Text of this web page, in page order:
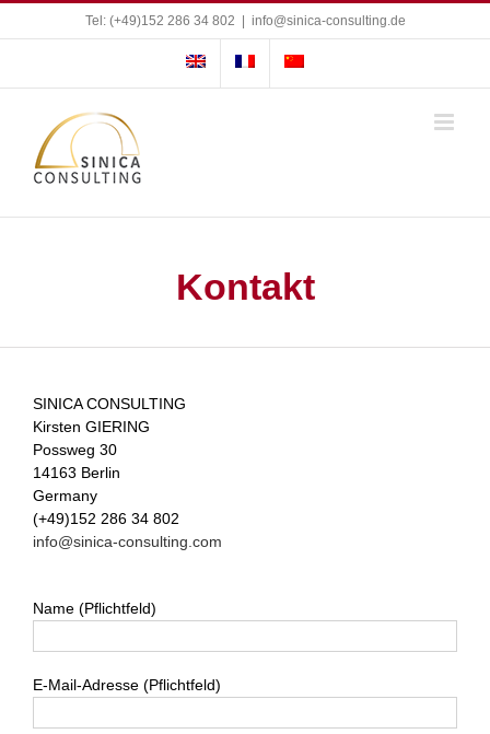
Tel: (+49)152 286 34 802 info@sinica-consulting.de
Kontakt
SINICA CONSULTING
Kirsten GIERING
Possweg 30
14163 Berlin
Germany
(+49)152 286 34 802
info@sinica-consulting.com
Name (Pflichtfeld)
E-Mail-Adresse (Pflichtfeld)